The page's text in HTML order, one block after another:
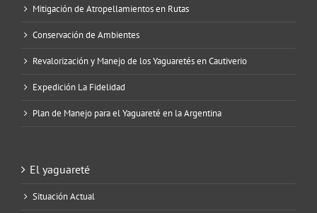
Mitigación de Atropellamientos en Rutas
Conservación de Ambientes
Revalorización y Manejo de los Yaguaretés en Cautiverio
Expedición La Fidelidad
Plan de Manejo para el Yaguareté en la Argentina
El yaguareté
Situación Actual